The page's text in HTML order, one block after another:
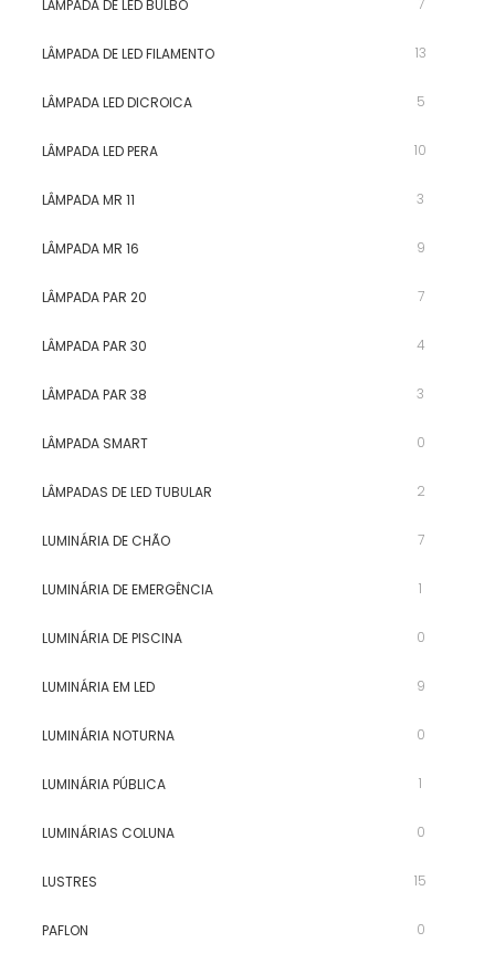
LÂMPADA DE LED BULBO
LÂMPADA DE LED FILAMENTO 13
LÂMPADA LED DICROICA 5
LÂMPADA LED PERA 10
LÂMPADA MR 11 3
LÂMPADA MR 16 9
LÂMPADA PAR 20 7
LÂMPADA PAR 30 4
LÂMPADA PAR 38 3
LÂMPADA SMART 0
LÂMPADAS DE LED TUBULAR 2
LUMINÁRIA DE CHÃO 7
LUMINÁRIA DE EMERGÊNCIA 1
LUMINÁRIA DE PISCINA 0
LUMINÁRIA EM LED 9
LUMINÁRIA NOTURNA 0
LUMINÁRIA PÚBLICA 1
LUMINÁRIAS COLUNA 0
LUSTRES 15
PAFLON 0